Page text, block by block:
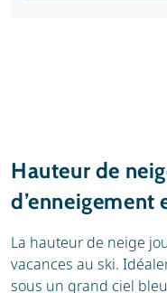
Hauteur de
d’enneigement
La hauteur de neige
vacances au ski.
sous un grand ciel